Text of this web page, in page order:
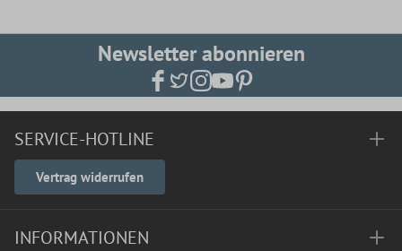
Newsletter abonnieren
SERVICE-HOTLINE
Vertrag widerrufen
INFORMATIONEN